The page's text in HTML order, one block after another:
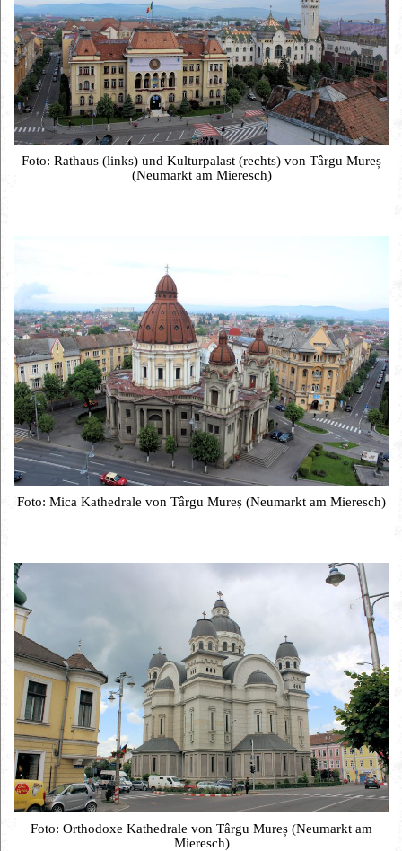
Foto: Rathaus (links) und Kulturpalast (rechts) von Târgu Mureș
(Neumarkt am Mieresch)
Foto: Mica Kathedrale von Târgu Mureș (Neumarkt am Mieresch)
Foto: Orthodoxe Kathedrale von Târgu Mureș (Neumarkt am
Mieresch)